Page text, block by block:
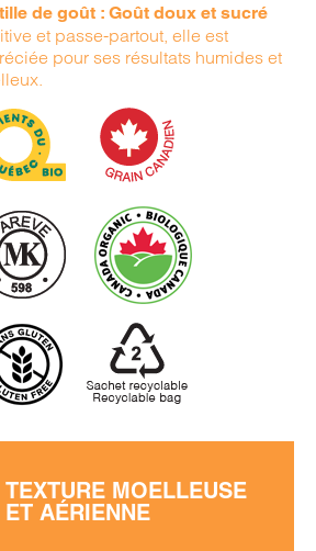
de goût : Goût doux et sucré
et passe-partout, elle est
pour ses résultats humides et
TEXTURE MOELLEUSE
ET AÉRIENNE